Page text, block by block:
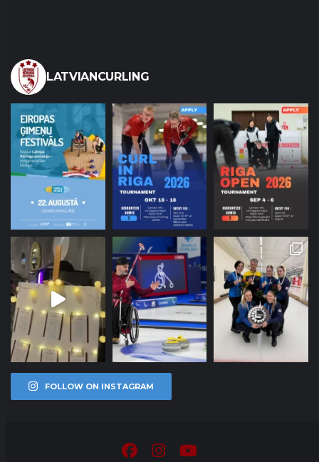
LATVIANCURLING
FOLLOW ON INSTAGRAM